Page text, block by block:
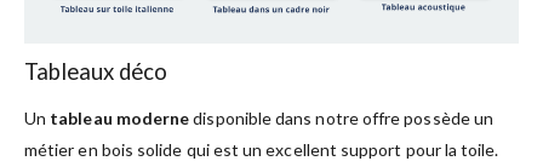
Tableaux déco
Un tableau modernedisponible dans notre offre possède un
métier en bois solide qui est un excellent support pour la toile.